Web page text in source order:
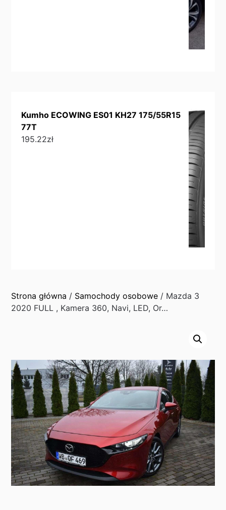
Kumho ECOWING ES01 KH27 175/55R15
77T
195.22zł
Strona główna / Samochody osobowe / Mazda 3
2020 FULL , Kamera 360, Navi, LED, Or…